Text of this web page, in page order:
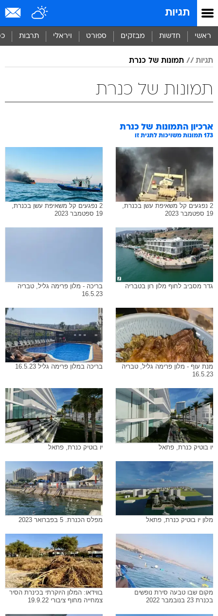
תגיות
ראשי חדשות מבזקים ספורט ויראלי תרבות
תגיות תמונות של כנרת
תמונות של כנרת
ארכיון התמונות של כנרת
173 תמונות משויכות לתגית זו
2 נפגעים קל משאיפת עשן בכנרת,
19 ספטמבר 2023
2 נפגעים קל משאיפת עשן בכנרת,
19 ספטמבר 2023
גדר מסביב לחוף מלון רון בטבריה
בריכה - מלון פרימה גליל, טבריה
16.5.23
מנת עוף - מלון פרימה גליל, טבריה
16.5.23
בריכה במלון פרימה גליל 16.5.23
יו בוטיק כנרת, פתאל יו בוטיק כנרת, פתאל
מלון יו בוטיק כנרת, פתאל מפלס הכנרת. 5 בפברואר 2023
מקום שבו טבעה סירת נופשים
בכנרת 23 בנובמבר 2022
בווידאו: המלון היוקרתי בכינרת הסיר
צמחייה מחוף ציבורי 19.9.22